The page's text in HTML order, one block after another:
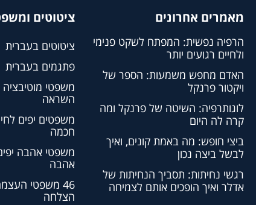
מאמרים אחרונים
הרפיה נפשית: המפתח לשקט פנימי
ולחיים רגועים יותר
האדם מחפש משמעות: הספר של
ויקטור פרנקל
לוגותרפיה: השיטה של פרנקל ומה
קרה לה היום
ביצי חופש: מה באמת קונים, ואיך
לבשל ביצה נכון
רגשי נחיתות: תסביך הנחיתות של
אדלר ואיך הופכים אותם לצמיחה
ציטוטים
ציטוטים בעברית
פתגמים בעברית
משפטי מוטיבציה
השראה
משפטים יפים
חכמה
משפטי אהבה
אהבה
46 משפטי
הצלחה